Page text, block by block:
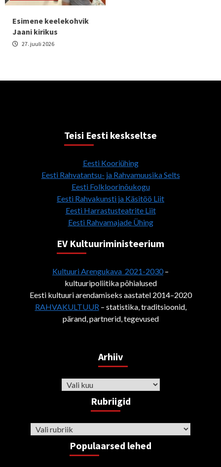
Esimene keelekohvik
Jaani kirikus
27. juuli 2026
Teisi Eesti keskseltse
Eesti Kooriühing
Eesti Rahvatantsu- ja Rahvamuusika Selts
Eesti Folkloorinõukogu
Eesti Rahvakunsti ja Käsitöö Liit
Eesti Harrastusteatrite Liit
Eesti Rahvamajade Ühing
EV Kultuuriministeerium
Kultuuri Arengukava 2021-2030–
kultuuripoliitika põhialused
Eesti kultuuri arendamiseks aastatel 2014–2020
RAHVAKULTUUR– statistika, traditsioonid,
pärand, partnerid, tegevused
Arhiiv
Arhiiv
Rubriigid
Rubriigid
Populaarsed lehed